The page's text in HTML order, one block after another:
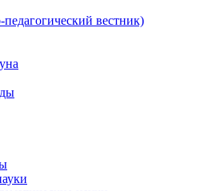
вестник)